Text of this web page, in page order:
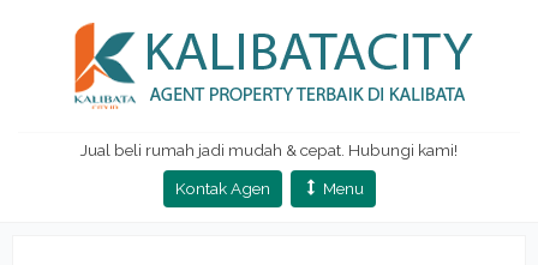
Jual beli rumah jadi mudah & cepat. Hubungi kami!
Kontak Agen
Menu